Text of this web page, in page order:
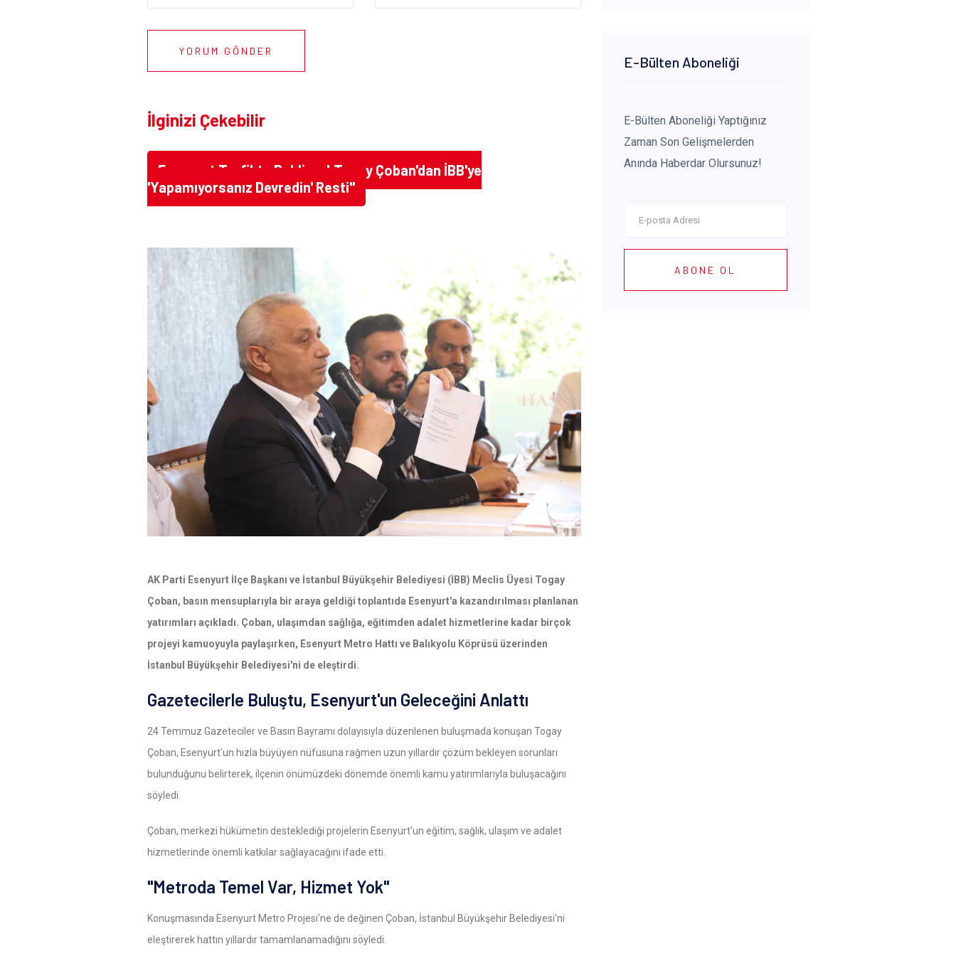
YORUM GÖNDER
İlginizi Çekebilir
Esenyurt Trafikte Bekliyor! Togay Çoban'dan İBB'ye
'Yapamıyorsanız Devredin' Resti"
AK Parti Esenyurt İlçe Başkanı ve İstanbul Büyükşehir Belediyesi (İBB) Meclis Üyesi Togay
Çoban, basın mensuplarıyla bir araya geldiği toplantıda Esenyurt'a kazandırılması planlanan
yatırımları açıkladı. Çoban, ulaşımdan sağlığa, eğitimden adalet hizmetlerine kadar birçok
projeyi kamuoyuyla paylaşırken, Esenyurt Metro Hattı ve Balıkyolu Köprüsü üzerinden
İstanbul Büyükşehir Belediyesi'ni de eleştirdi.
Gazetecilerle Buluştu, Esenyurt'un Geleceğini Anlattı
24 Temmuz Gazeteciler ve Basın Bayramı dolayısıyla düzenlenen buluşmada konuşan Togay
Çoban, Esenyurt'un hızla büyüyen nüfusuna rağmen uzun yıllardır çözüm bekleyen sorunları
bulunduğunu belirterek, ilçenin önümüzdeki dönemde önemli kamu yatırımlarıyla buluşacağını
söyledi.
Çoban, merkezi hükümetin desteklediği projelerin Esenyurt'un eğitim, sağlık, ulaşım ve adalet
hizmetlerinde önemli katkılar sağlayacağını ifade etti.
"Metroda Temel Var, Hizmet Yok"
Konuşmasında Esenyurt Metro Projesi'ne de değinen Çoban, İstanbul Büyükşehir Belediyesi'ni
eleştirerek hattın yıllardır tamamlanamadığını söyledi.
E-Bülten Aboneliği
E-Bülten Aboneliği Yaptığınız
Zaman Son Gelişmelerden
Anında Haberdar Olursunuz!
ABONE OL